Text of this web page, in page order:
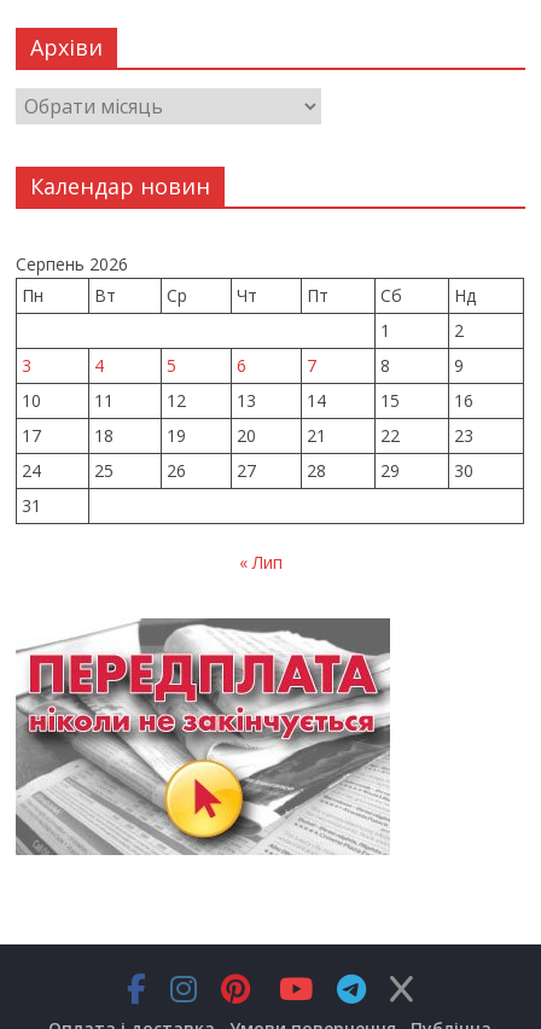
Архіви
Календар новин
Серпень 2026
Пн
Вт Ср Чт Пт Сб
Нд
1
2
3
4 5 6 7 8
9
10
11 12 13 14 15
16
17
18 19 20 21 22
23
24
25 26 27 28 29
30
31
« Лип